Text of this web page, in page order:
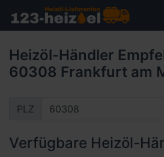
Heizöl-Händler
60308 Frankfurt am
PLZ
Verfügbare Heizöl-